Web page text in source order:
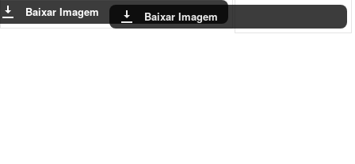
Baixar Imagem Baixar Imagem